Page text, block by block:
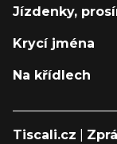
Jízdenky,
Krycí jména
Na křídlech
Tiscali.cz